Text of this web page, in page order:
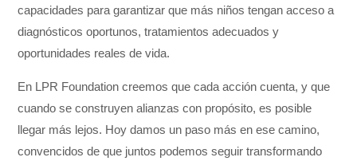
capacidades para garantizar que más niños tengan acceso a
diagnósticos oportunos, tratamientos adecuados y
oportunidades reales de vida.
En LPR Foundation creemos que cada acción cuenta, y que
cuando se construyen alianzas con propósito, es posible
llegar más lejos. Hoy damos un paso más en ese camino,
convencidos de que juntos podemos seguir transformando